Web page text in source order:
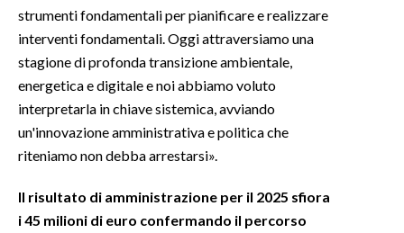
strumenti fondamentali per pianificare e realizzare
interventi fondamentali. Oggi attraversiamo una
stagione di profonda transizione ambientale,
energetica e digitale e noi abbiamo voluto
interpretarla in chiave sistemica, avviando
un'innovazione amministrativa e politica che
riteniamo non debba arrestarsi».
Il risultato di amministrazione per il 2025 sfiora
i 45 milioni di euro confermando il percorso